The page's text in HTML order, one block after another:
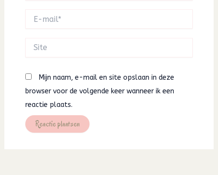
mail*
Mijn naam, e-mail en site opslaan in deze
browser voor de volgende keer wanneer ik een
reactie plaats.